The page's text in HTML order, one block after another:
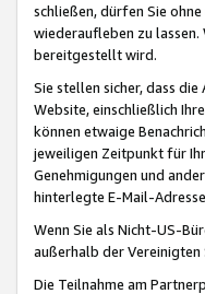
schließen, dürfen Sie
wiederaufleben zu
bereitgestellt wird.
Sie stellen sicher, dass
Website, einschließlich
können etwaige
jeweiligen Zeitpunkt für
Genehmigungen und
hinterlegte E-Mail-
Wenn Sie als Nicht-US-
außerhalb der Vereinigten
Die Teilnahme am